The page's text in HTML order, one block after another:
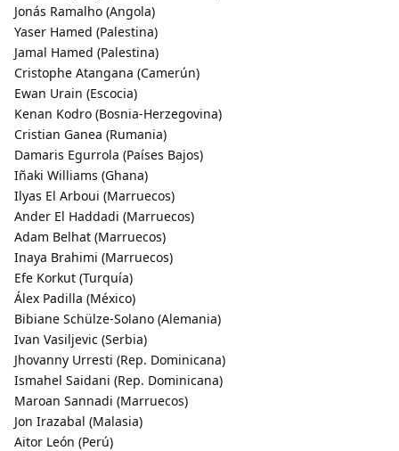
Jonás Ramalho (Angola)
Yaser Hamed (Palestina)
Jamal Hamed (Palestina)
Cristophe Atangana (Camerún)
Ewan Urain (Escocia)
Kenan Kodro (Bosnia-Herzegovina)
Cristian Ganea (Rumania)
Damaris Egurrola (Países Bajos)
Iñaki Williams (Ghana)
Ilyas El Arboui (Marruecos)
Ander El Haddadi (Marruecos)
Adam Belhat (Marruecos)
Inaya Brahimi (Marruecos)
Efe Korkut (Turquía)
Álex Padilla (México)
Bibiane Schülze-Solano (Alemania)
Ivan Vasiljevic (Serbia)
Jhovanny Urresti (Rep. Dominicana)
Ismahel Saidani (Rep. Dominicana)
Maroan Sannadi (Marruecos)
Jon Irazabal (Malasia)
Aitor León (Perú)